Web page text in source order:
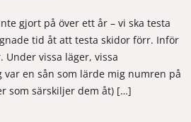
gjort på över ett år – vi ska testa
tid åt att testa skidor förr. Inför
vissa läger, vissa
en sån som lärde mig numren på
som särskiljer dem åt) […]